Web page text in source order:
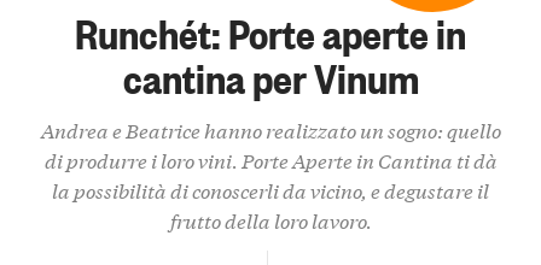
Runchét: Porte aperte in
cantina per Vinum
Andrea e Beatrice hanno realizzato un sogno: quello
di produrre i loro vini. Porte Aperte in Cantina ti dà
la possibilità di conoscerli da vicino, e degustare il
frutto della loro lavoro.